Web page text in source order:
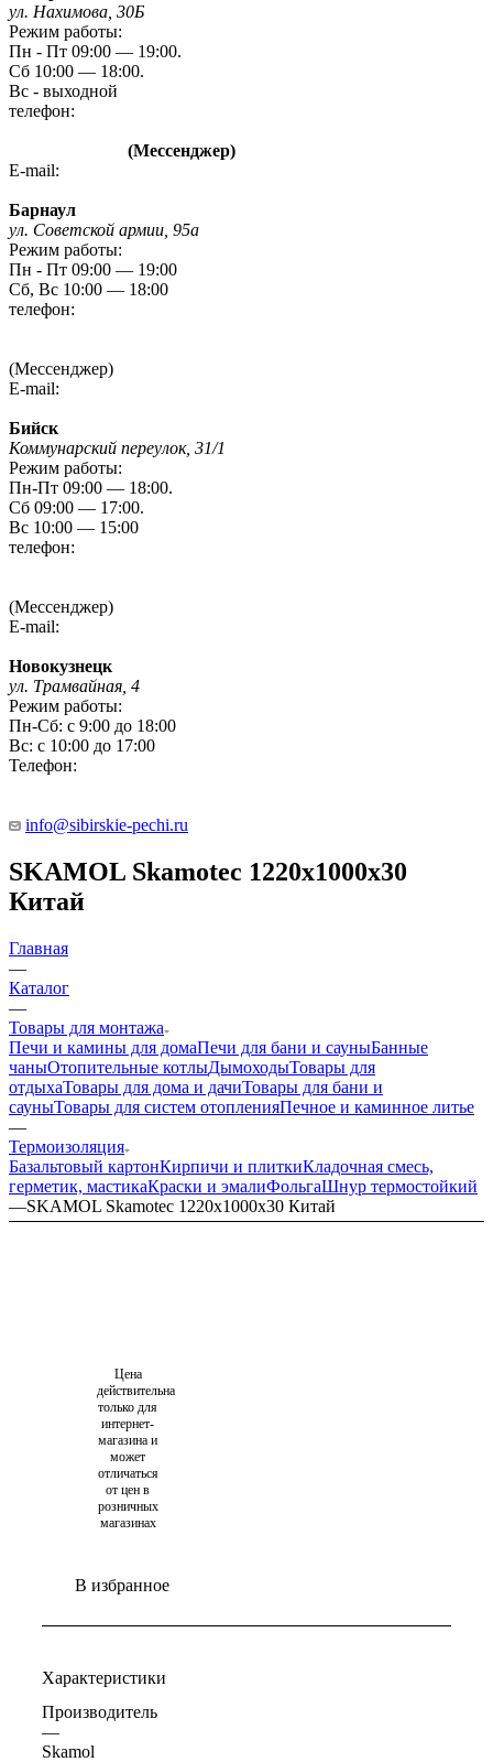
ул. Нахимова, 30Б
Режим работы:
Пн - Пт 09:00 — 19:00.
Сб 10:00 — 18:00.
Вс - выходной
телефон:
(Мессенджер)
E-mail:
Барнаул
ул. Советской армии, 95а
Режим работы:
Пн - Пт 09:00 — 19:00
Сб, Вс 10:00 — 18:00
телефон:
(Мессенджер)
E-mail:
Бийск
Коммунарский переулок, 31/1
Режим работы:
Пн-Пт 09:00 — 18:00.
Сб 09:00 — 17:00.
Вс 10:00 — 15:00
телефон:
(Мессенджер)
E-mail:
Новокузнецк
ул. Трамвайная, 4
Режим работы:
Пн-Сб: с 9:00 до 18:00
Вс: с 10:00 до 17:00
Телефон:
info@sibirskie-pechi.ru
SKAMOL Skamotec 1220x1000x30
Китай
Главная
—
Каталог
—
Товары для монтажа
Печи и камины для домаПечи для бани и сауныБанные
чаныОтопительные котлыДымоходыТовары для
отдыхаТовары для дома и дачиТовары для бани и
сауныТовары для систем отопленияПечное и каминное литье
—
Термоизоляция
Базальтовый картонКирпичи и плиткиКладочная смесь,
герметик, мастикаКраски и эмалиФольгаШнур термостойкий
—SKAMOL Skamotec 1220x1000x30 Китай
Цена
действительна
только для
интернет-
магазина и
может
отличаться
от цен в
розничных
магазинах
В избранное
Характеристики
Производитель
—
Skamol